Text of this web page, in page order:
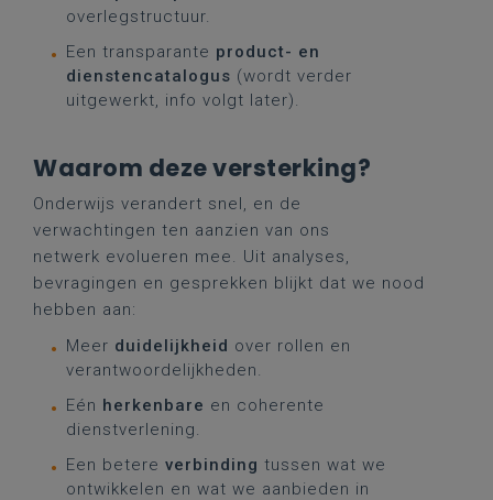
overlegstructuur.
Een transparante product- en
dienstencatalogus (wordt verder
uitgewerkt, info volgt later).
Waarom deze versterking?
Onderwijs verandert snel, en de
verwachtingen ten aanzien van ons
netwerk evolueren mee. Uit analyses,
bevragingen en gesprekken blijkt dat we nood
hebben aan:
Meer duidelijkheid over rollen en
verantwoordelijkheden.
Eén herkenbare en coherente
dienstverlening.
Een betere verbinding tussen wat we
ontwikkelen en wat we aanbieden in